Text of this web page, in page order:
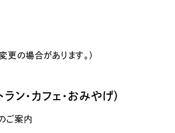
更の場合があります。）
ン・カフェ・おみやげ）
ご案内